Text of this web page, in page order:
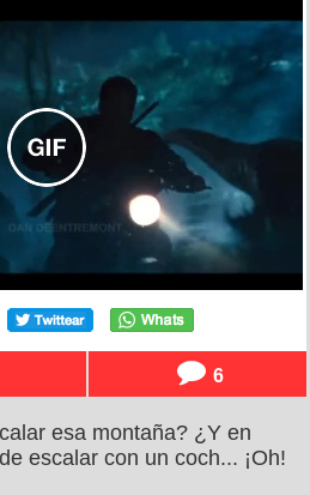
6
esa montaña? ¿Y en
escalar con un coch... ¡Oh!